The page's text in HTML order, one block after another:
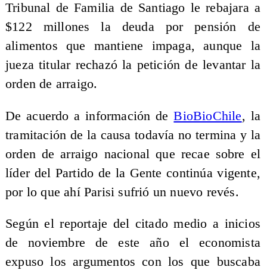
Tribunal de Familia de Santiago le rebajara a
$122 millones la deuda por pensión de
alimentos que mantiene impaga, aunque la
jueza titular rechazó la petición de levantar la
orden de arraigo.
De acuerdo a información deBioBioChile, la
tramitación de la causa todavía no termina y la
orden de arraigo nacional que recae sobre el
líder del Partido de la Gente continúa vigente,
por lo que ahí Parisi sufrió un nuevo revés.
Según el reportaje del citado medio a inicios
de noviembre de este año el economista
expuso los argumentos con los que buscaba